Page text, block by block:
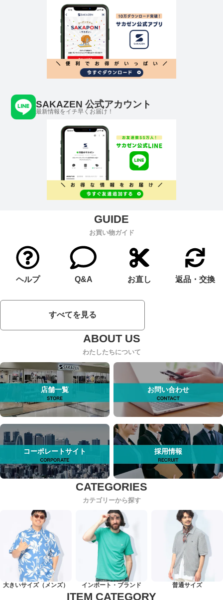
SAKAZEN 公式アカウント
最新情報をイチ早くお届け！
お買い物ガイド
ヘルプ Q&A お直し 返品・交換
すべてを見る
わたしたちについて
店舗一覧 お問い合わせ
コーポレートサイト 採用情報
カテゴリーから探す
大きいサイズ（メンズ） インポート・ブランド 普通サイズ